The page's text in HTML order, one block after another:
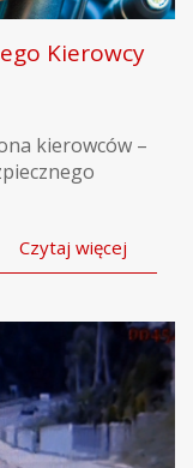
Kierowcy
kierowców –
Czytaj więcej